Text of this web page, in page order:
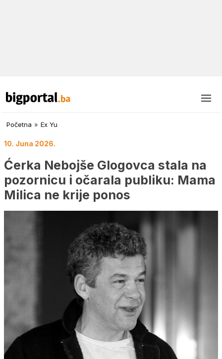
Početna » Ex Yu
10. Juna 2026.
Ćerka Nebojše Glogovca stala na
pozornicu i očarala publiku: Mama
Milica ne krije ponos